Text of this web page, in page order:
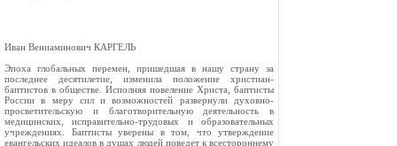
Иван Вениаминович КАРГЕЛЬ
Эпоха глобальных перемен, пришедшая в нашу страну за
последнее десятилетие, изменила положение христиан-
баптистов в обществе. Исполняя повеление Христа, баптисты
России в меру сил и возможностей развернули духовно-
просветительскую и благотворительную деятельность в
медицинских, исправительно-трудовых и образовательных
учреждениях. Баптисты уверены в том, что утверждение
евангельских идеалов в душах людей поведет к всестороннему